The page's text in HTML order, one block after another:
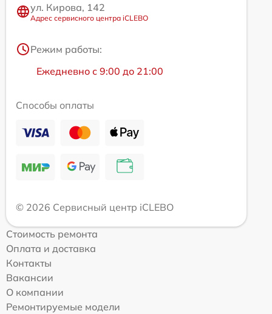
ул. Кирова, 142
Адрес сервисного центра iCLEBO
Режим работы:
Ежедневно с 9:00 до 21:00
Способы оплаты
© 2026 Сервисный центр iCLEBO
Стоимость ремонта
Оплата и доставка
Контакты
Вакансии
О компании
Ремонтируемые модели